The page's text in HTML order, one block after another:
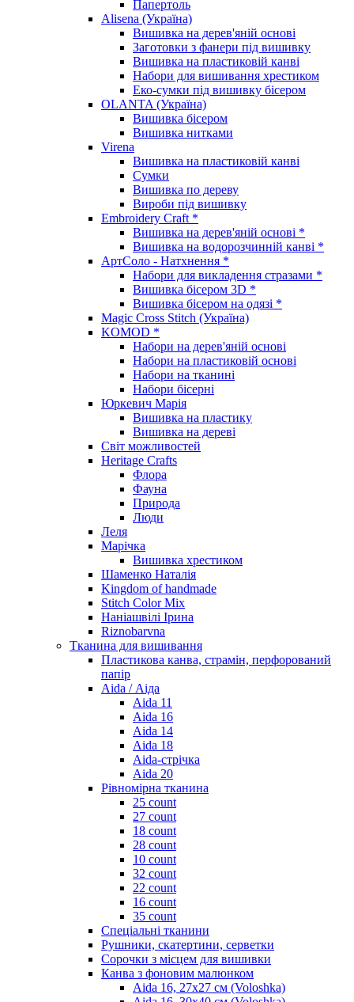
Папертоль
Alisena (Україна)
Вишивка на дерев'яній основі
Заготовки з фанери під вишивку
Вишивка на пластиковій канві
Набори для вишивання хрестиком
Еко-сумки під вишивку бісером
OLANTA (Україна)
Вишивка бісером
Вишивка нитками
Virena
Вишивка на пластиковій канві
Сумки
Вишивка по дереву
Вироби під вишивку
Embroidery Craft *
Вишивка на дерев'яній основі *
Вишивка на водорозчинній канві *
АртСоло - Натхнення *
Набори для викладення стразами *
Вишивка бісером 3D *
Вишивка бісером на одязі *
Magic Cross Stitch (Україна)
KOMOD *
Набори на дерев'яній основі
Набори на пластиковій основі
Набори на тканині
Набори бісерні
Юркевич Марія
Вишивка на пластику
Вишивка на дереві
Світ можливостей
Heritage Crafts
Флора
Фауна
Природа
Люди
Леля
Марічка
Вишивка хрестиком
Шаменко Наталія
Kingdom of handmade
Stitch Color Mix
Наніашвілі Ірина
Riznobarvna
Тканина для вишивання
Пластикова канва, страмін, перфорований
папір
Aida / Аіда
Aida 11
Aida 16
Aida 14
Aida 18
Aida-стрічка
Aida 20
Рівномірна тканина
25 count
27 count
18 count
28 count
10 count
32 count
22 count
16 count
35 count
Спеціальні тканини
Рушники, скатертини, серветки
Сорочки з місцем для вишивки
Канва з фоновим малюнком
Aida 16, 27х27 см (Voloshka)